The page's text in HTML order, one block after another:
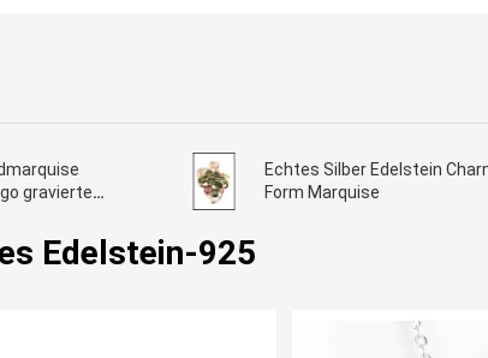
gravierte
Echtes Silber Edelstein
Form Marquise
Edelstein-925